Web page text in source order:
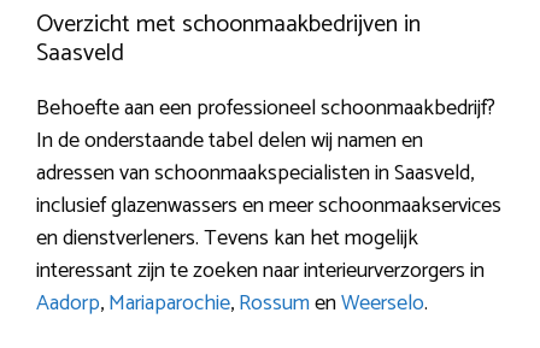
Overzicht met schoonmaakbedrijven in
Saasveld
Behoefte aan een professioneel schoonmaakbedrijf?
In de onderstaande tabel delen wij namen en
adressen van schoonmaakspecialisten in Saasveld,
inclusief glazenwassers en meer schoonmaakservices
en dienstverleners. Tevens kan het mogelijk
interessant zijn te zoeken naar interieurverzorgers in
Aadorp,Mariaparochie,RossumenWeerselo.